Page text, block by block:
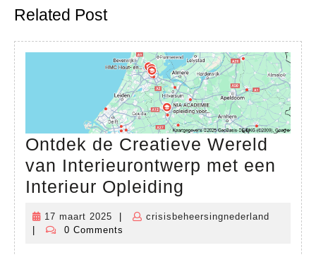
post:
Related Post
Ontdek de Creatieve Wereld
van Interieurontwerp met een
Interieur Opleiding
Creatieve
17 maart 2025
17
maart
crisisbeheersingnederland
0 Comments